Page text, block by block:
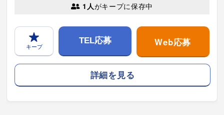
1人がキープに保存中
キープ
TEL応募 Web応募
詳細を見る